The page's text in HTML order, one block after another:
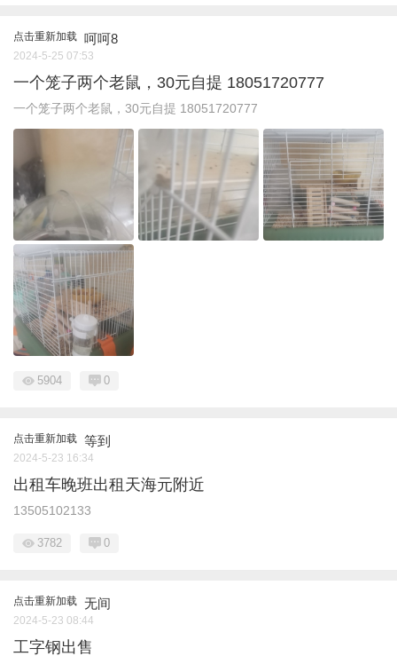
点击重新加载 呵呵8
2024-5-25 07:53
一个笼子两个老鼠，30元自提 18051720777
一个笼子两个老鼠，30元自提 18051720777
5904 0
点击重新加载 等到
2024-5-23 16:34
出租车晚班出租天海元附近
13505102133
3782 0
点击重新加载 无间
2024-5-23 08:44
工字钢出售